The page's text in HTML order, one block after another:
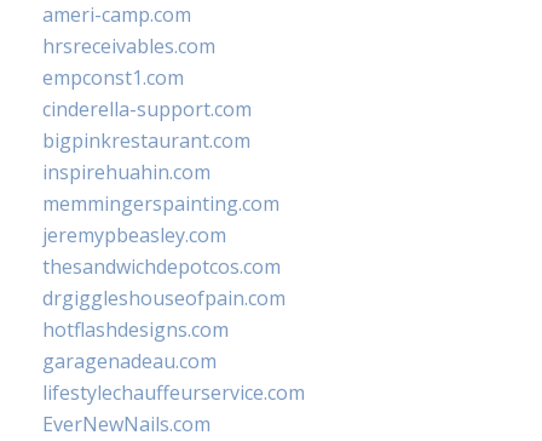
ameri-camp.com
hrsreceivables.com
empconst1.com
cinderella-support.com
bigpinkrestaurant.com
inspirehuahin.com
memmingerspainting.com
jeremypbeasley.com
thesandwichdepotcos.com
drgiggleshouseofpain.com
hotflashdesigns.com
garagenadeau.com
lifestylechauffeurservice.com
EverNewNails.com